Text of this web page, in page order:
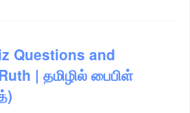
Questions and
| தமிழில் பைபிள்